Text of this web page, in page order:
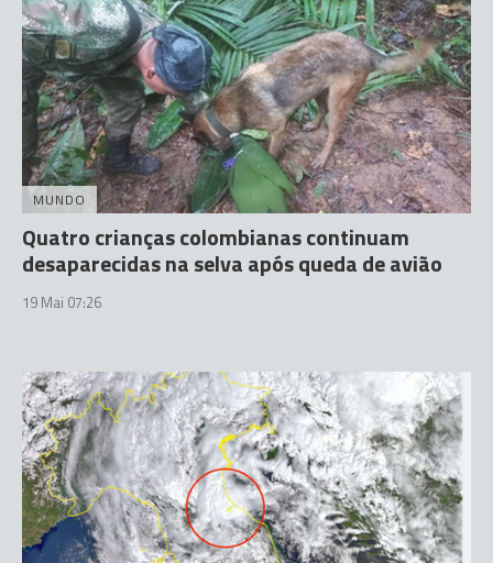
MUNDO
Quatro crianças colombianas continuam
desaparecidas na selva após queda de avião
19 Mai 07:26